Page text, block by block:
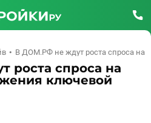
В ДОМ.РФ не ждут роста спроса на
роста спроса на
ключевой